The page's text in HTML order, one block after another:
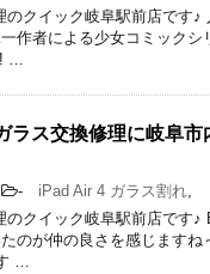
のクイック岐阜駅前店です
作者による少女コミック
…
ラス交換修理に岐阜
- iPad Air 4 ガラス割れ,
のクイック岐阜駅前店です
のが仲の良さを感じます
…